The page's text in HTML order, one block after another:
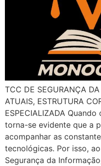
TCC DE SEGURANÇA
ATUAIS, ESTRUTURA
ESPECIALIZADA
torna-se evidente que a
acompanhar as
tecnológicas. Por isso,
Segurança da